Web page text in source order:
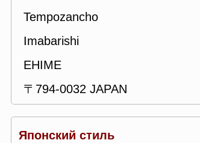
Tempozancho
Imabarishi
EHIME
〒794-0032 JAPAN
Японский стиль